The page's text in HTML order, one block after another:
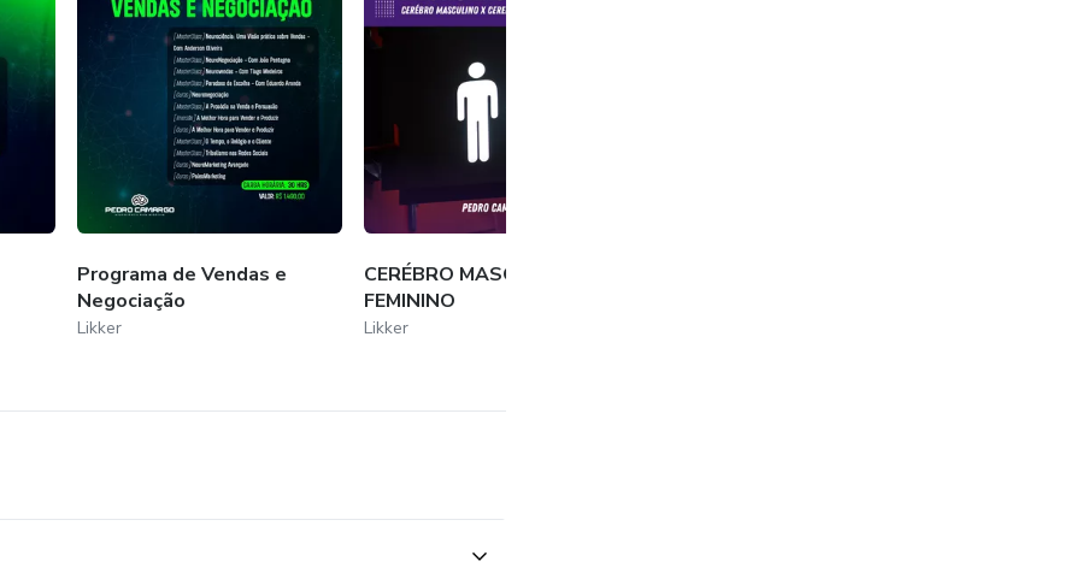
Programa de Vendas e
Negociação
Likker
CERÉBRO MASCULINO X
FEMININO
Likker